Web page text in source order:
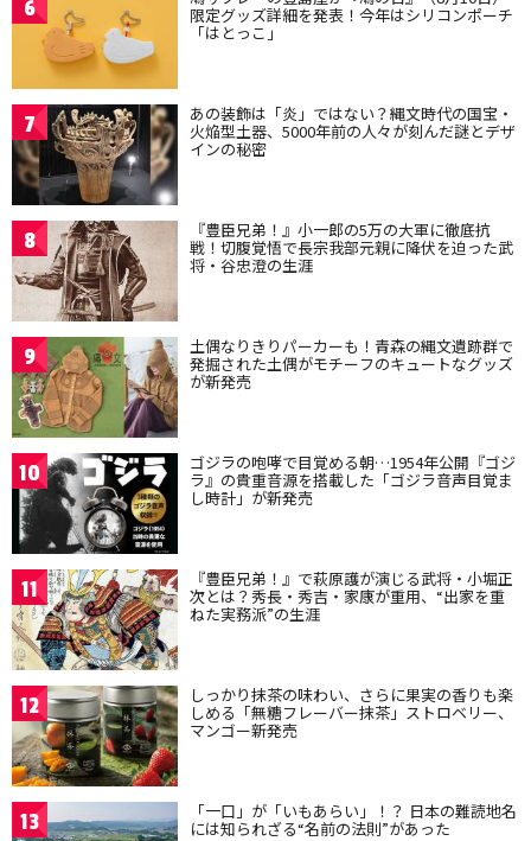
6 限定グッズ詳細を発表！今年はシリコンポーチ
「はとっこ」
7 あの装飾は「炎」ではない？縄文時代の国宝・
火焔型土器、5000年前の人々が刻んだ謎とデザ
インの秘密
8 『豊臣兄弟！』小一郎の5万の大軍に徹底抗
戦！切腹覚悟で長宗我部元親に降伏を迫った武
将・谷忠澄の生涯
9 土偶なりきりパーカーも！青森の縄文遺跡群で
発掘された土偶がモチーフのキュートなグッズ
が新発売
10 ゴジラの咆哮で目覚める朝…1954年公開『ゴジ
ラ』の貴重音源を搭載した「ゴジラ音声目覚ま
し時計」が新発売
11 『豊臣兄弟！』で萩原護が演じる武将・小堀正
次とは？秀長・秀吉・家康が重用、“出家を重
ねた実務派”の生涯
12 しっかり抹茶の味わい、さらに果実の香りも楽
しめる「無糖フレーバー抹茶」ストロベリー、
マンゴー新発売
13 「一口」が「いもあらい」！？ 日本の難読地名
には知られざる“名前の法則”があった